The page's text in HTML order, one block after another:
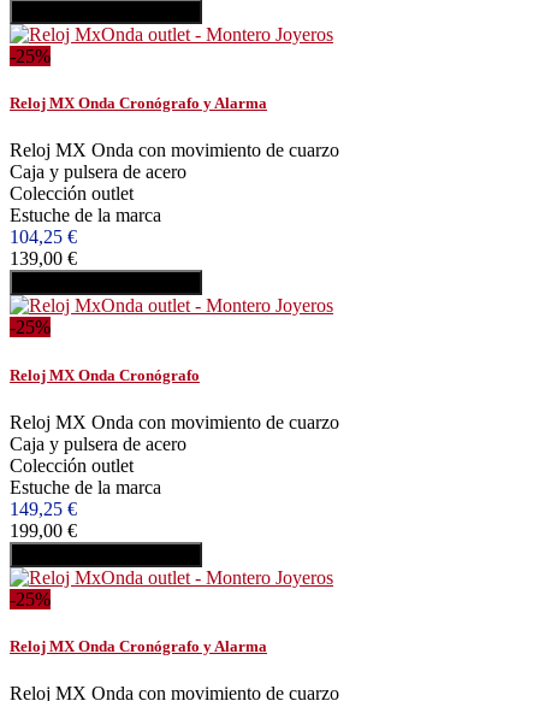
-25%
Reloj MX Onda Cronógrafo y Alarma
Reloj MX Onda con movimiento de cuarzo
Caja y pulsera de acero
Colección outlet
Estuche de la marca
104,25 €
139,00 €
-25%
Reloj MX Onda Cronógrafo
Reloj MX Onda con movimiento de cuarzo
Caja y pulsera de acero
Colección outlet
Estuche de la marca
149,25 €
199,00 €
-25%
Reloj MX Onda Cronógrafo y Alarma
Reloj MX Onda con movimiento de cuarzo